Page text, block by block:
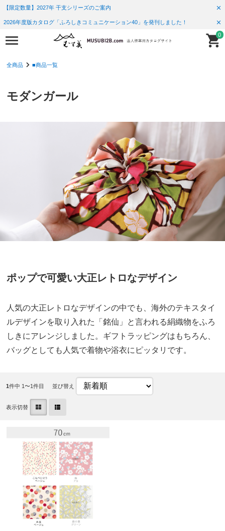
【限定数量】2027年 干支シリーズのご案内
2026年度版カタログ「ふろしきコミュニケーション40」を発刊しました！
0
全商品 ■商品一覧
モダンガール
ポップで可愛い大正レトロなデザイン
人気の大正レトロなデザインの中でも、海外のテキスタイ
ルデザインを取り入れた「銘仙」と言われる絹織物をふろ
しきにアレンジしました。ギフトラッピングはもちろん、
バッグとしても人気で着物や浴衣にピッタリです。
1件中 1〜1件目 並び替え
表示切替